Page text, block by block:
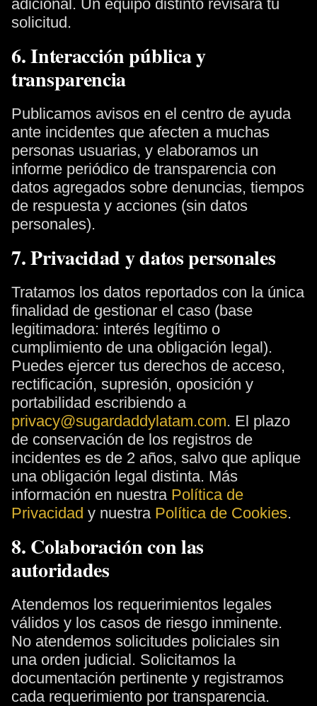
adicional. Un equipo distinto revisará tu
solicitud.
6. Interacción pública y
transparencia
Publicamos avisos en el centro de ayuda
ante incidentes que afecten a muchas
personas usuarias, y elaboramos un
informe periódico de transparencia con
datos agregados sobre denuncias, tiempos
de respuesta y acciones (sin datos
personales).
7. Privacidad y datos personales
Tratamos los datos reportados con la única
finalidad de gestionar el caso (base
legitimadora: interés legítimo o
cumplimiento de una obligación legal).
Puedes ejercer tus derechos de acceso,
rectificación, supresión, oposición y
portabilidad escribiendo a
privacy@sugardaddylatam.com. El plazo
de conservación de los registros de
incidentes es de 2 años, salvo que aplique
una obligación legal distinta. Más
información en nuestra Política de
Privacidad y nuestra Política de Cookies.
8. Colaboración con las
autoridades
Atendemos los requerimientos legales
válidos y los casos de riesgo inminente.
No atendemos solicitudes policiales sin
una orden judicial. Solicitamos la
documentación pertinente y registramos
cada requerimiento por transparencia.